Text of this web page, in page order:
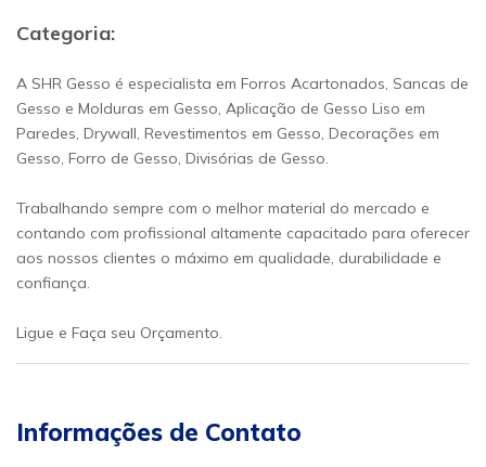
Categoria:
A SHR Gesso é especialista em Forros Acartonados, Sancas de
Gesso e Molduras em Gesso, Aplicação de Gesso Liso em
Paredes, Drywall, Revestimentos em Gesso, Decorações em
Gesso, Forro de Gesso, Divisórias de Gesso.
Trabalhando sempre com o melhor material do mercado e
contando com profissional altamente capacitado para oferecer
aos nossos clientes o máximo em qualidade, durabilidade e
confiança.
Ligue e Faça seu Orçamento.
Informações de Contato